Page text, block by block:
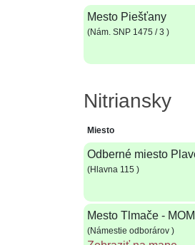
Mesto Piešťany
(Nám. SNP 1475 / 3 )
Nitriansky
Miesto
Odberné miesto
(Hlavna 115 )
Mesto Tlmače -
(Námestie odborárov )